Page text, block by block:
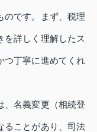
のです。まず、税理
を詳しく理解したス
つ丁寧に進めてくれ
、名義変更（相続登
ることがあり、司法